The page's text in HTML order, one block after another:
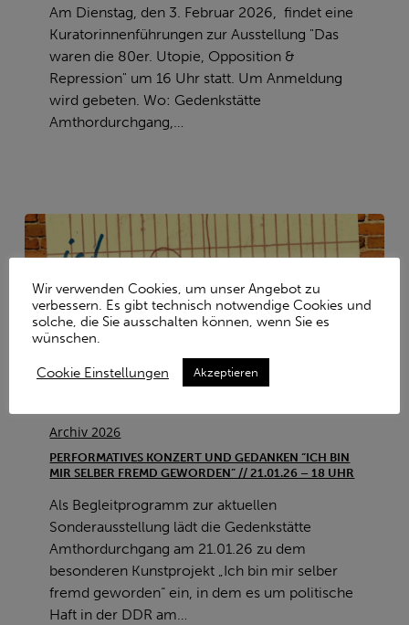
03.02.26
Am Dienstag, den 3. Februar 2026, findet eine
Kuratorinnenführungen zur Ausstellung "Das
waren die 80er. Utopie, Opposition &
Repression" um 16 Uhr statt. Um Anmeldung
wird gebeten. Wo: Gedenkstätte
Amthordurchgang,…
Konzert
Gedanken
selber
fremd
geworden”
Archiv 2026
PERFORMATIVES KONZERT UND GEDANKEN “ICH BIN
MIR SELBER FREMD GEWORDEN” // 21.01.26 – 18 UHR
Als Begleitprogramm zur aktuellen
Sonderausstellung lädt die Gedenkstätte
Amthordurchgang am 21.01.26 zu dem
besonderen Kunstprojekt „Ich bin mir selber
fremd geworden“ ein, in dem es um politische
Haft in der DDR am…
Wir verwenden Cookies, um unser Angebot zu
verbessern. Es gibt technisch notwendige Cookies und
solche, die Sie ausschalten können, wenn Sie es
wünschen.
Cookie Einstellungen Akzeptieren